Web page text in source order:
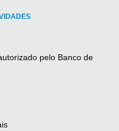
pelo Banco de